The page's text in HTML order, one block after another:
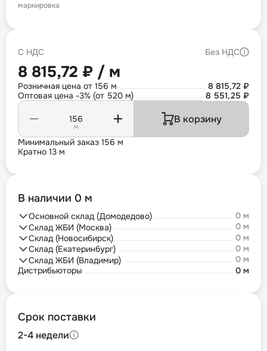
маркировка
С НДС Без НДС
8 815,72 ₽ / м
Розничная цена от 156 м
8 815,72 ₽
Оптовая цена -3% (от 520 м)
8 551,25 ₽
м
В корзину
Минимальный заказ 156 м
Кратно 13 м
В наличии 0 м
Основной склад (Домодедово)
0 м
Склад ЖБИ (Москва)
0 м
Склад (Новосибирск)
0 м
Склад (Екатеринбург)
0 м
Склад ЖБИ (Владимир)
0 м
Дистрибьюторы
0 м
Срок поставки
2-4 недели